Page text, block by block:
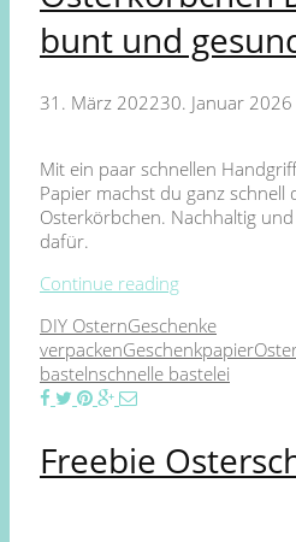
bunt und
31. März 202230. Januar 2026
Mit ein paar schnellen
Papier machst du ganz schnell
Osterkörbchen. Nachhaltig
dafür.
Continue reading
DIY OsternGeschenke
verpackenGeschenkpapier
bastelnschnelle bastelei
Freebie